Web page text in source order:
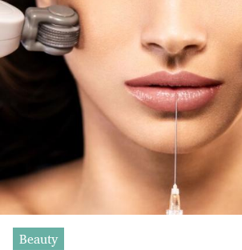
Beauty